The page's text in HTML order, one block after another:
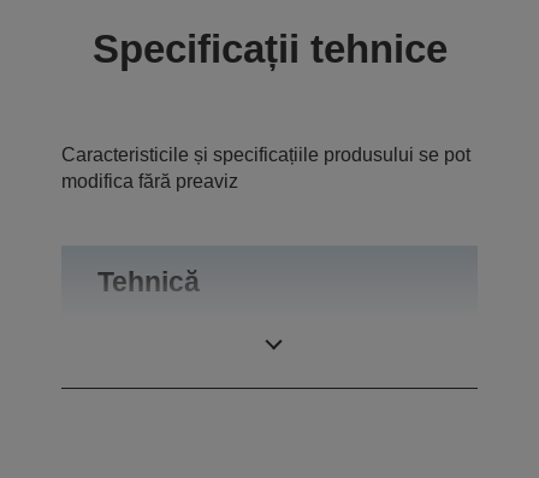
Specificații tehnice
Caracteristicile și specificațiile produsului se pot
modifica fără preaviz
Tehnică